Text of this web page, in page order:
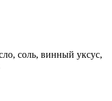
соль, винный уксус,